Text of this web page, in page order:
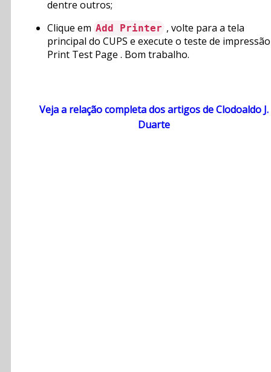
dentre outros;
Clique em Add Printer , volte para a tela
principal do CUPS e execute o teste de impressão
Print Test Page . Bom trabalho.
Veja a relação completa dos artigos de Clodoaldo J.
Duarte